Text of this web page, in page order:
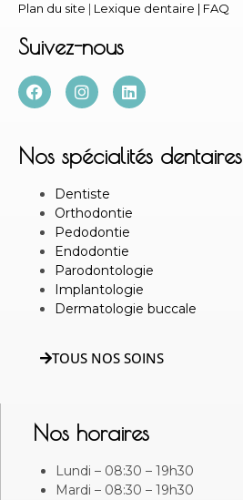
Plan du site | Lexique dentaire | FAQ
Suivez-nous
Nos spécialités dentaires
Dentiste
Orthodontie
Pedodontie
Endodontie
Parodontologie
Implantologie
Dermatologie buccale
TOUS NOS SOINS
Nos horaires
Lundi – 08:30 – 19h30
Mardi – 08:30 – 19h30